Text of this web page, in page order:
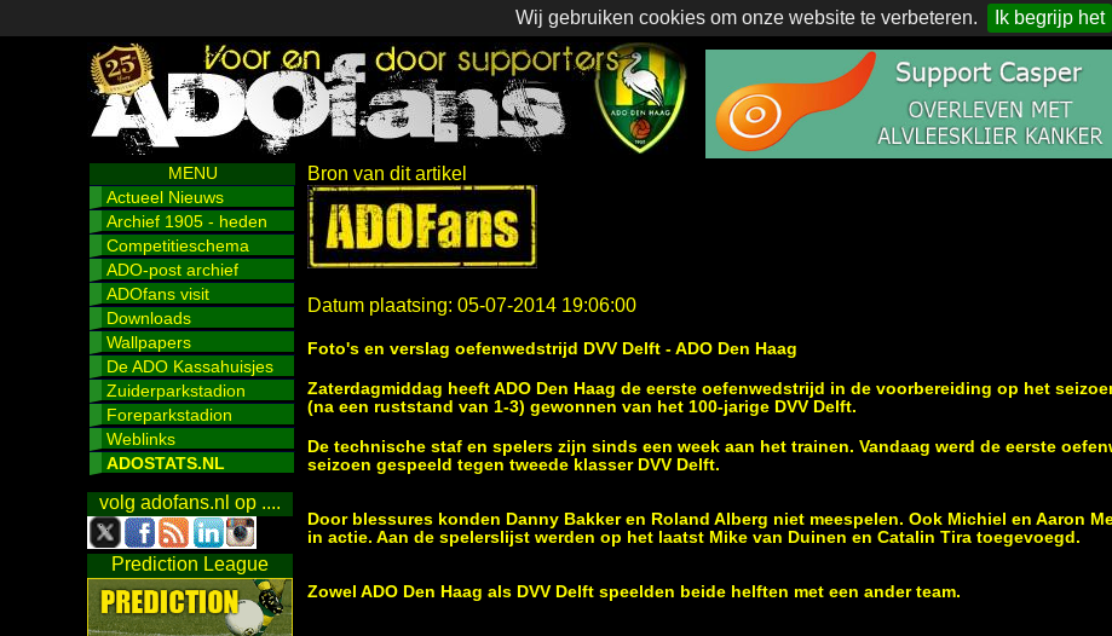
Wij gebruiken cookies om onze website te verbeteren. Ik begrijp het
MENU
Actueel Nieuws
Archief 1905 - heden
Competitieschema
ADO-post archief
ADOfans visit
Downloads
Wallpapers
De ADO Kassahuisjes
Zuiderparkstadion
Foreparkstadion
Weblinks
ADOSTATS.NL
volg adofans.nl op ....
Prediction League
Bron van dit artikel
Datum plaatsing: 05-07-2014 19:06:00
Foto's en verslag oefenwedstrijd DVV Delft - ADO Den Haag
Zaterdagmiddag heeft ADO Den Haag de eerste oefenwedstrijd in de voorbereiding op het
(na een ruststand van 1-3) gewonnen van het 100-jarige DVV Delft.
De technische staf en spelers zijn sinds een week aan het trainen. Vandaag werd de eerste
seizoen gespeeld tegen tweede klasser DVV Delft.
Door blessures konden Danny Bakker en Roland Alberg niet meespelen. Ook Michiel en Aaron
in actie. Aan de spelerslijst werden op het laatst Mike van Duinen en Catalin Tira toegevoegd.
Zowel ADO Den Haag als DVV Delft speelden beide helften met een ander team.